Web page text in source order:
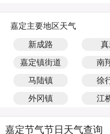
嘉定主要地区天气
新成路
嘉定镇街道 南
马陆镇 徐
外冈镇 江
嘉定节气节日天气查询